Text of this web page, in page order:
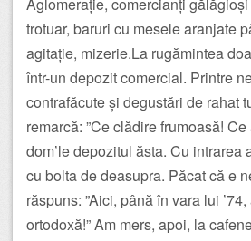
Aglomerație, comercianți
trotuar, baruri cu mesele aranjate
agitație, mizerie.La rugămintea
într-un depozit comercial. Printre
contrafăcute și degustări de rahat
remarcă: ”Ce clădire frumoasă!
dom’le depozitul ăsta. Cu intrarea
cu bolta de deasupra. Păcat că e
răspuns: ”Aici, până în vara lui
ortodoxă!” Am mers, apoi, la